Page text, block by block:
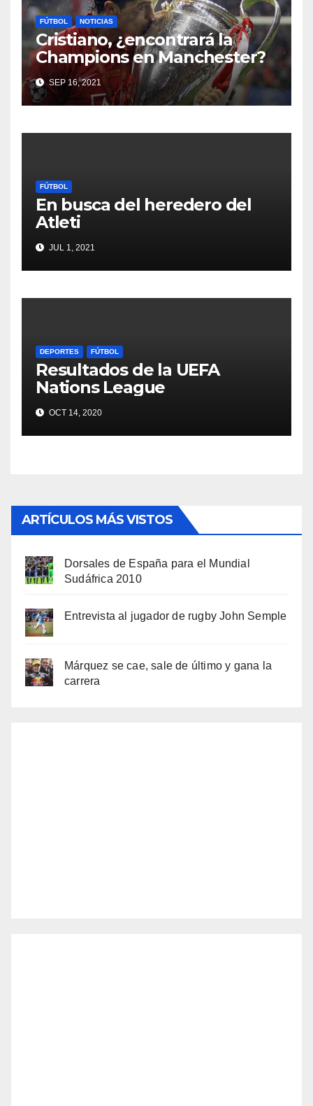
FÚTBOL NOTICIAS
Cristiano, ¿encontrará la
Champions en Manchester?
SEP 16, 2021
FÚTBOL
En busca del heredero del
Atleti
JUL 1, 2021
DEPORTES FÚTBOL
Resultados de la UEFA
Nations League
OCT 14, 2020
ARTÍCULOS MÁS VISTOS
Dorsales de España para el Mundial
Sudáfrica 2010
Entrevista al jugador de rugby John Semple
Márquez se cae, sale de último y gana la
carrera